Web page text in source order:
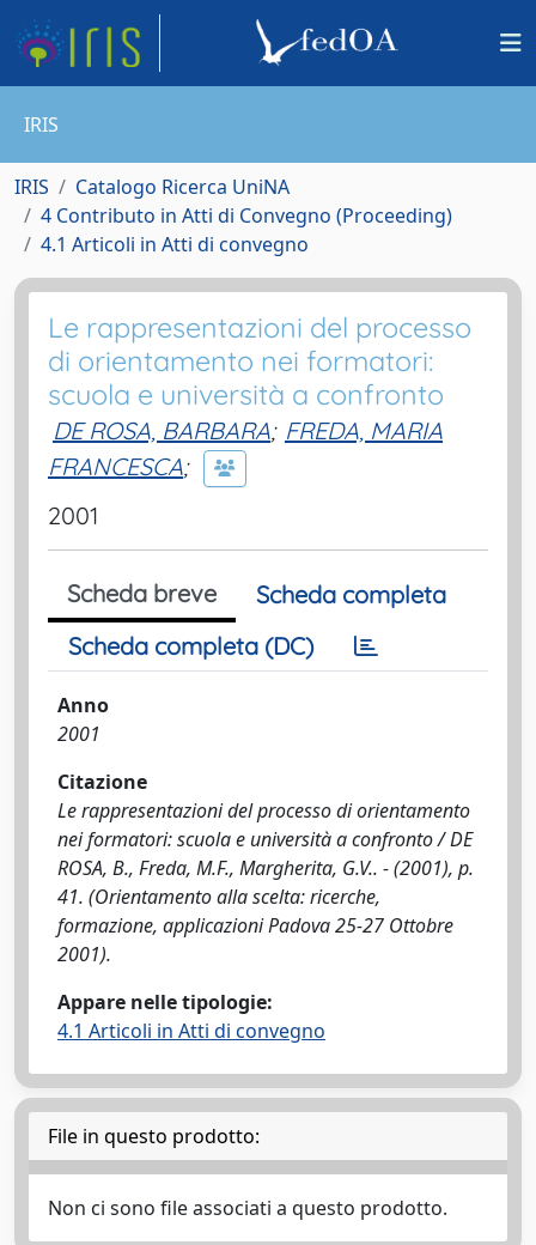
IRIS
IRIS
Catalogo Ricerca UniNA
4 Contributo in Atti di Convegno (Proceeding)
4.1 Articoli in Atti di convegno
Le rappresentazioni del processo
di orientamento nei formatori:
scuola e università a confronto
DE ROSA, BARBARA; FREDA, MARIA
FRANCESCA;
2001
Scheda breve
Scheda completa
Scheda completa (DC)
Anno
2001
Citazione
Le rappresentazioni del processo di orientamento
nei formatori: scuola e università a confronto / DE
ROSA, B., Freda, M.F., Margherita, G.V.. - (2001), p.
41. (Orientamento alla scelta: ricerche,
formazione, applicazioni Padova 25-27 Ottobre
2001).
Appare nelle tipologie:
4.1 Articoli in Atti di convegno
File in questo prodotto:
Non ci sono file associati a questo prodotto.